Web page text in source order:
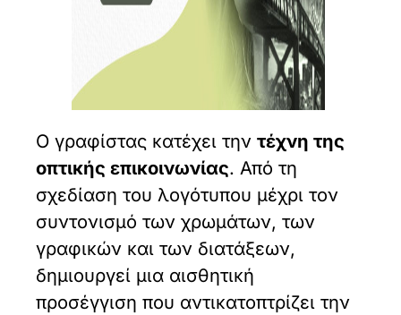
Ο γραφίστας κατέχει τηντέχνη της
οπτικής επικοινωνίας. Από τη
σχεδίαση του λογότυπου μέχρι τον
συντονισμό των χρωμάτων, των
γραφικών και των διατάξεων,
δημιουργεί μια αισθητική
προσέγγιση που αντικατοπτρίζει την